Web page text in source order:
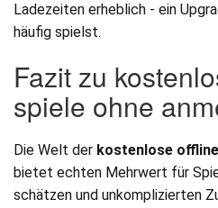
Ladezeiten erheblich - ein
häufig spielst.
Fazit zu
spiele ohne
Die Welt der kostenlose
bietet echten Mehrwert für
schätzen und unkomplizierten